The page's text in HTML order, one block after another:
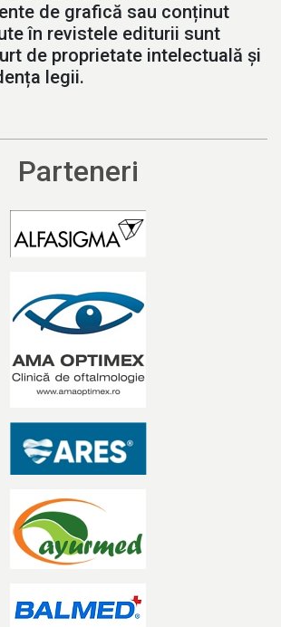
de grafică sau conținut
în revistele editurii sunt
de proprietate intelectuală și
legii.
Parteneri